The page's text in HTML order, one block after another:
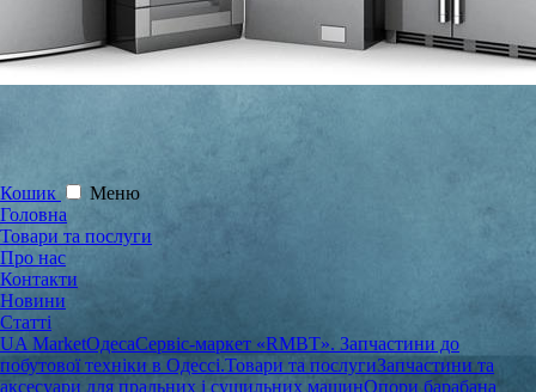
Кошик
Меню
Головна
Товари та послуги
Про нас
Контакти
Новини
Статті
UA MarketОдесаСервіс-маркет «RMBT». Запчастини до
побутової техніки в Одессі.Товари та послугиЗапчастини та
аксесуари для пральних і сушильних машинОпори барабана